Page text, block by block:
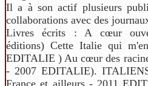
Il a à son actif plusieurs
collaborations avec des
Livres écrits : A cœur
éditions) Cette Italie qui
EDITALIE ) Au cœur des
- 2007 EDITALIE).